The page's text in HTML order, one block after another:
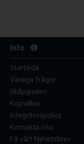
Info
Startsida
Vanliga frågor
Skåpguiden
Köpvillkor
Integritetspolicy
Kontakta oss
Få vårt Nyhetsbrev